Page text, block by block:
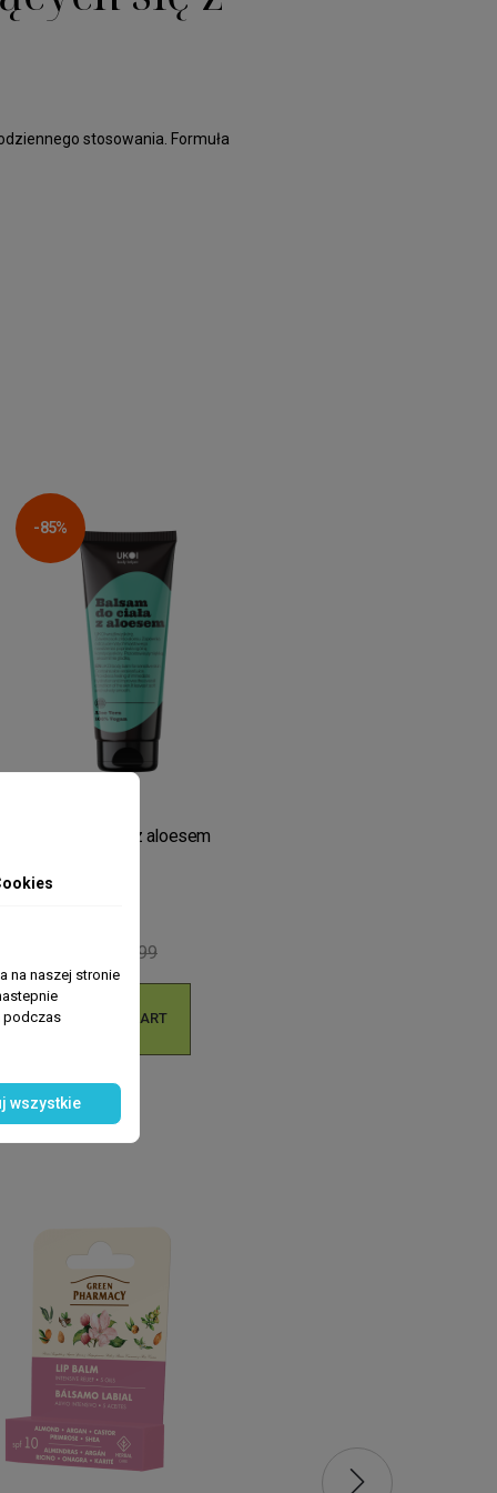
stosowania. Formuła
-85%
Balsam do ciała z aloesem
zł17.99
 ADD TO CART
na naszej stronie
podczas
wszystkie